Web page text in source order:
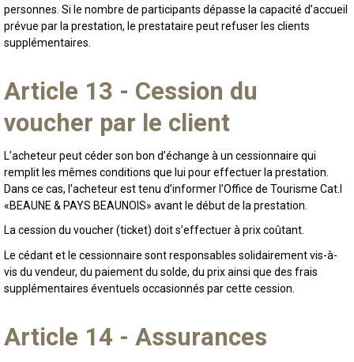
personnes. Si le nombre de participants dépasse la capacité d’accueil
prévue par la prestation, le prestataire peut refuser les clients
supplémentaires.
Article 13 - Cession du
voucher par le client
L’acheteur peut céder son bon d’échange à un cessionnaire qui
remplit les mêmes conditions que lui pour effectuer la prestation.
Dans ce cas, l’acheteur est tenu d’informer l’Office de Tourisme Cat.I
«BEAUNE & PAYS BEAUNOIS» avant le début de la prestation.
La cession du voucher (ticket) doit s’effectuer à prix coûtant.
Le cédant et le cessionnaire sont responsables solidairement vis-à-
vis du vendeur, du paiement du solde, du prix ainsi que des frais
supplémentaires éventuels occasionnés par cette cession.
Article 14 - Assurances